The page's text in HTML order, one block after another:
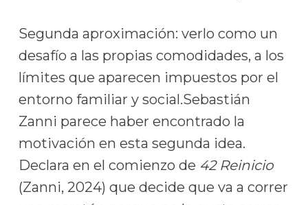
Segunda aproximación: verlo como un
desafío a las propias comodidades, a los
límites que aparecen impuestos por el
entorno familiar y social.Sebastián
Zanni parece haber encontrado la
motivación en esta segunda idea.
Declara en el comienzo de 42 Reinicio
(Zanni, 2024) que decide que va a correr